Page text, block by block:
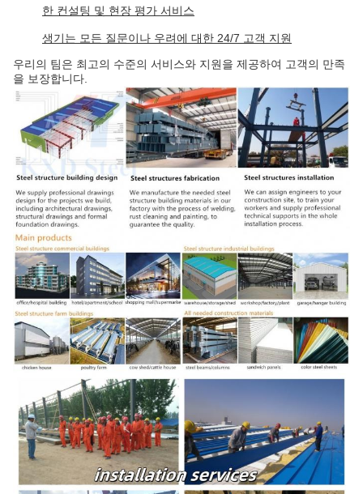
한 컨설팅 및 현장 평가 서비스
생기는 모든 질문이나 우려에 대한 24/7 고객 지원
우리의 팀은 최고의 수준의 서비스와 지원을 제공하여 고객의 만족
을 보장합니다.